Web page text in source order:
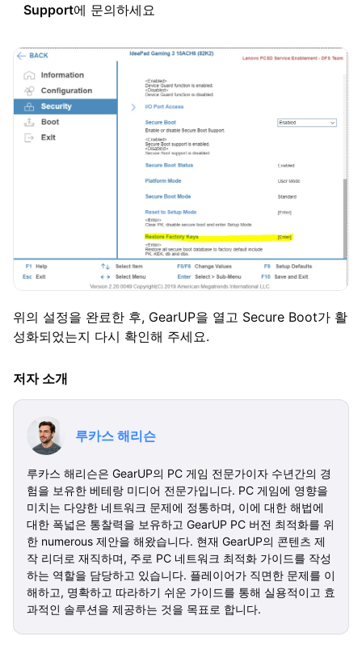
Support에 문의하세요
위의 설정을 완료한 후, GearUP을 열고 Secure Boot가 활
성화되었는지 다시 확인해 주세요.
저자 소개
루카스 해리슨
루카스 해리슨은 GearUP의 PC 게임 전문가이자 수년간의 경
험을 보유한 베테랑 미디어 전문가입니다. PC 게임에 영향을
미치는 다양한 네트워크 문제에 정통하며, 이에 대한 해법에
대한 폭넓은 통찰력을 보유하고 GearUP PC 버전 최적화를 위
한 numerous 제안을 해왔습니다. 현재 GearUP의 콘텐츠 제
작 리더로 재직하며, 주로 PC 네트워크 최적화 가이드를 작성
하는 역할을 담당하고 있습니다. 플레이어가 직면한 문제를 이
해하고, 명확하고 따라하기 쉬운 가이드를 통해 실용적이고 효
과적인 솔루션을 제공하는 것을 목표로 합니다.